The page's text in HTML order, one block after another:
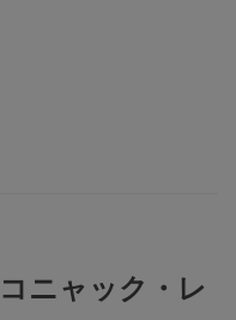
ニャック・レ